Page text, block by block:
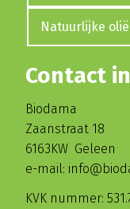
Natuurlijke
Contact
Biodama
Zaanstraat 18
6163KW Geleen
e-mail:
KVK nummer: